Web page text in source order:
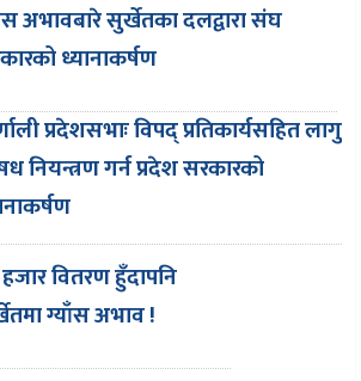
अभावबारे सुर्खेतका दलद्वारा संघ
ध्यानाकर्षण
प्रदेशसभाः विपद् प्रतिकार्यसहित लागु
नियन्त्रण गर्न प्रदेश सरकारको
वितरण हुँदापनि
ग्याँस अभाव !